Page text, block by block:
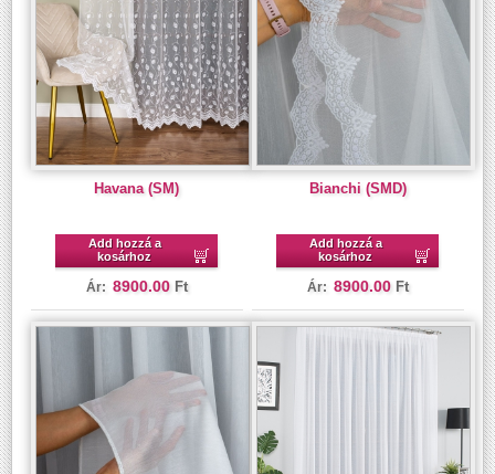
Havana (SM)
Add hozzá a
kosárhoz
Ár: 8900.00 Ft
Bianchi (SMD)
Add hozzá a
kosárhoz
Ár: 8900.00 Ft